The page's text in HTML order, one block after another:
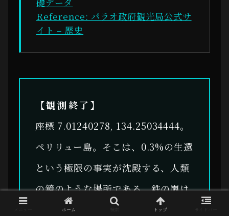
Reference: パラオ政府観光局公式サ
イト – 歴史
【観測終了】
座標 7.01240278, 134.25034444。
ペリリュー島。そこは、0.3%の生還
という極限の事実が沈殿する、人類
の鏡のような場所である。鉄の嵐は
去ったが、サンゴの岩肌に染み込ん
ホーム トップ